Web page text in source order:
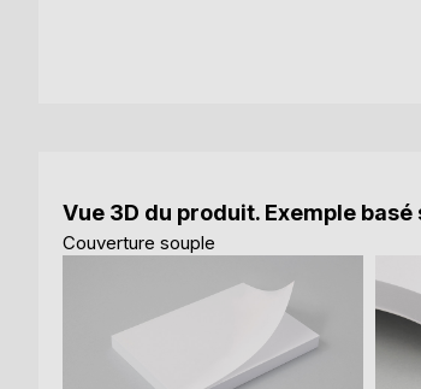
Vue 3D du produit. Exemple
Couverture souple